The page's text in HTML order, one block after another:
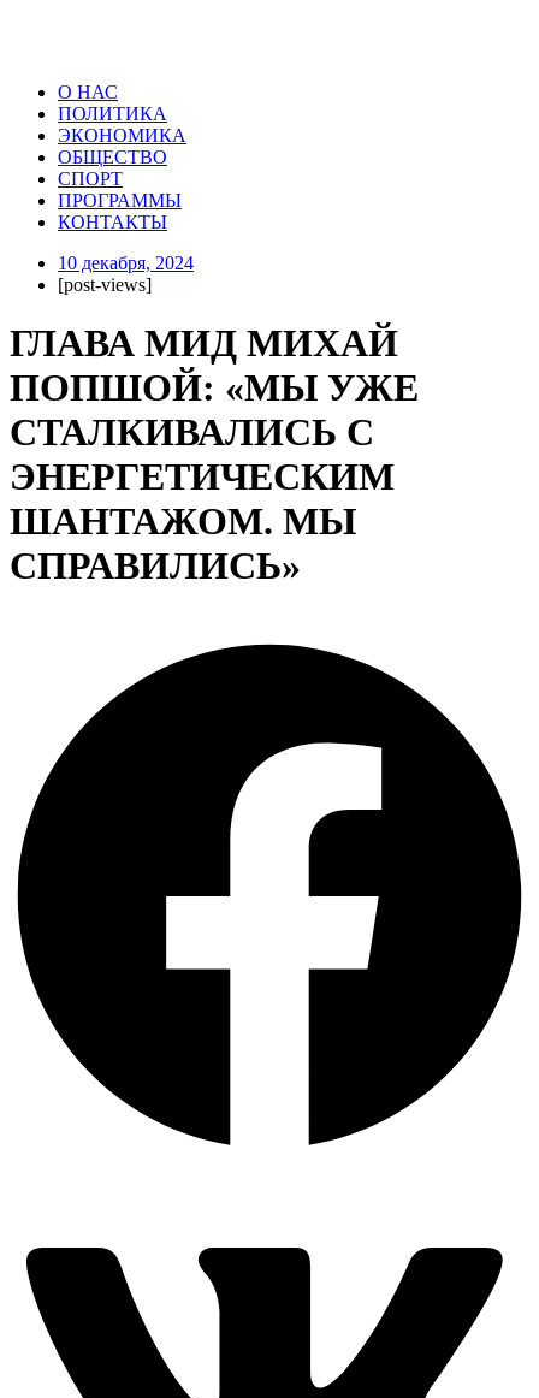
О НАС
ПОЛИТИКА
ЭКОНОМИКА
ОБЩЕСТВО
СПОРТ
ПРОГРАММЫ
КОНТАКТЫ
10 декабря, 2024
[post-views]
ГЛАВА МИД МИХАЙ
ПОПШОЙ: «МЫ УЖЕ
СТАЛКИВАЛИСЬ С
ЭНЕРГЕТИЧЕСКИМ
ШАНТАЖОМ. МЫ
СПРАВИЛИСЬ»